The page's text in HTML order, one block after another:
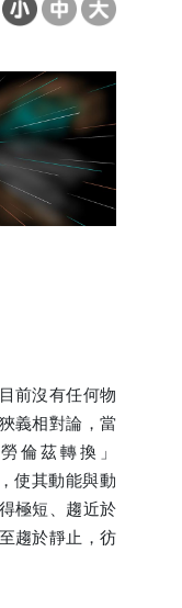
前沒有任何物
義相對論，當
倫茲轉換」
使其動能與動
極短、趨近於
趨於靜止，彷